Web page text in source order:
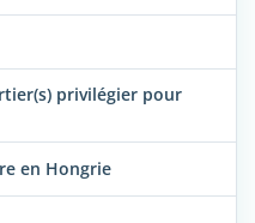
privilégier pour
en Hongrie